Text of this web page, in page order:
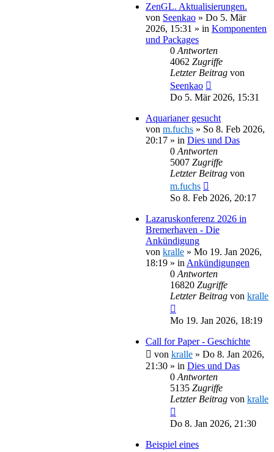
ZenGL. Aktualisierungen.
von Seenkao » Do 5. Mär
2026, 15:31 » in Komponenten
und Packages
0 Antworten
4062 Zugriffe
Letzter Beitrag von
Seenkao
Do 5. Mär 2026, 15:31
Aquarianer gesucht
von m.fuchs » So 8. Feb 2026,
20:17 » in Dies und Das
0 Antworten
5007 Zugriffe
Letzter Beitrag von
m.fuchs
So 8. Feb 2026, 20:17
Lazaruskonferenz 2026 in
Bremerhaven - Die
Ankündigung
von kralle » Mo 19. Jan 2026,
18:19 » in Ankündigungen
0 Antworten
16820 Zugriffe
Letzter Beitrag von kralle
Mo 19. Jan 2026, 18:19
Call for Paper - Geschichte
von kralle » Do 8. Jan 2026,
21:30 » in Dies und Das
0 Antworten
5135 Zugriffe
Letzter Beitrag von kralle
Do 8. Jan 2026, 21:30
Beispiel eines